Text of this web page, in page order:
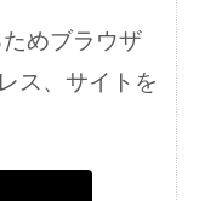
めブラウザ
ス、サイトを